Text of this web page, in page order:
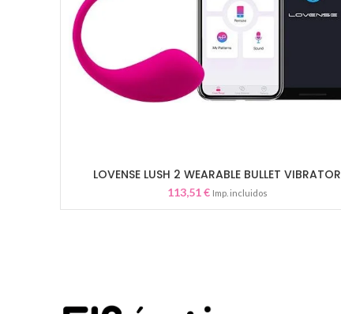
AÑADIR AL CARRITO
LOVENSE LUSH 2 WEARABLE BULLET VIBRATOR
113,51€ Imp. incluidos